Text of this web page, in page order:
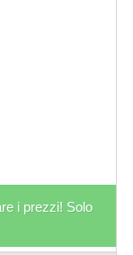
i prezzi! Solo